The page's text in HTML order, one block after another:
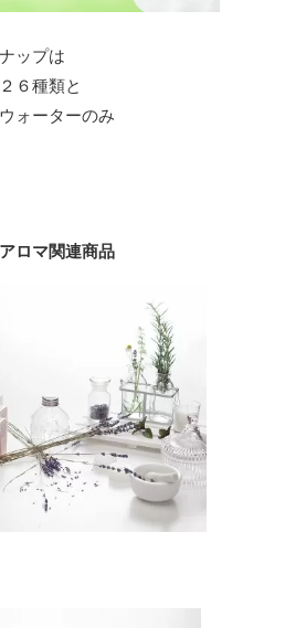
ップは
６種類と
ォーターのみ
ロマ関連商品